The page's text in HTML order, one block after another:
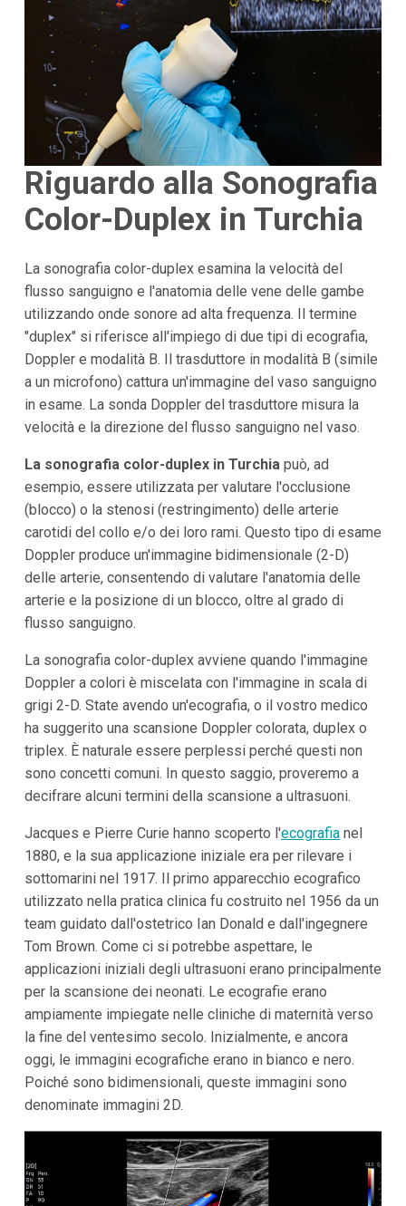
Riguardo alla Sonografia
Color-Duplex in Turchia
La sonografia color-duplex esamina la velocità del
flusso sanguigno e l'anatomia delle vene delle gambe
utilizzando onde sonore ad alta frequenza. Il termine
"duplex" si riferisce all'impiego di due tipi di ecografia,
Doppler e modalità B. Il trasduttore in modalità B (simile
a un microfono) cattura un'immagine del vaso sanguigno
in esame. La sonda Doppler del trasduttore misura la
velocità e la direzione del flusso sanguigno nel vaso.
La sonografia color-duplex in Turchiapuò, ad
esempio, essere utilizzata per valutare l'occlusione
(blocco) o la stenosi (restringimento) delle arterie
carotidi del collo e/o dei loro rami. Questo tipo di esame
Doppler produce un'immagine bidimensionale (2-D)
delle arterie, consentendo di valutare l'anatomia delle
arterie e la posizione di un blocco, oltre al grado di
flusso sanguigno.
La sonografia color-duplex avviene quando l'immagine
Doppler a colori è miscelata con l'immagine in scala di
grigi 2-D. State avendo un'ecografia, o il vostro medico
ha suggerito una scansione Doppler colorata, duplex o
triplex. È naturale essere perplessi perché questi non
sono concetti comuni. In questo saggio, proveremo a
decifrare alcuni termini della scansione a ultrasuoni.
Jacques e Pierre Curie hanno scoperto l'ecografianel
1880, e la sua applicazione iniziale era per rilevare i
sottomarini nel 1917. Il primo apparecchio ecografico
utilizzato nella pratica clinica fu costruito nel 1956 da un
team guidato dall'ostetrico Ian Donald e dall'ingegnere
Tom Brown. Come ci si potrebbe aspettare, le
applicazioni iniziali degli ultrasuoni erano principalmente
per la scansione dei neonati. Le ecografie erano
ampiamente impiegate nelle cliniche di maternità verso
la fine del ventesimo secolo. Inizialmente, e ancora
oggi, le immagini ecografiche erano in bianco e nero.
Poiché sono bidimensionali, queste immagini sono
denominate immagini 2D.